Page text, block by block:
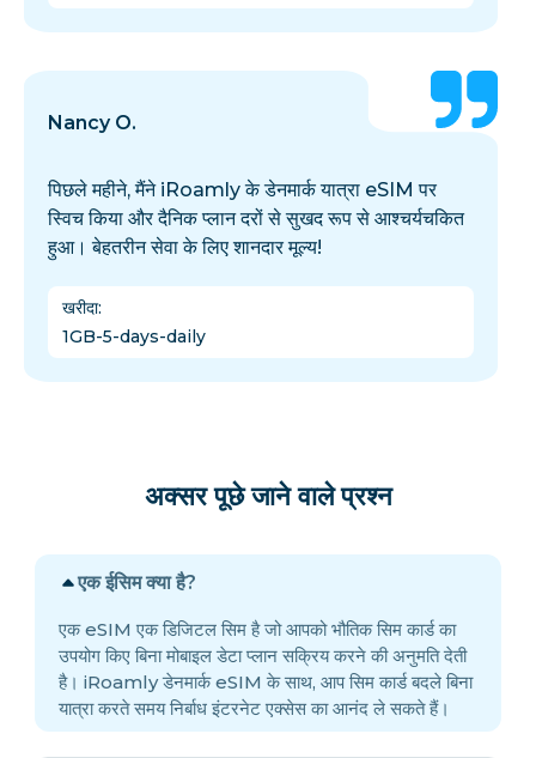
Nancy O.
पिछले महीने, मैंने iRoamly के डेनमार्क यात्रा eSIM पर
स्विच किया और दैनिक प्लान दरों से सुखद रूप से आश्चर्यचकित
हुआ। बेहतरीन सेवा के लिए शानदार मूल्य!
खरीदा:
1GB-5-days-daily
अक्सर पूछे जाने वाले प्रश्न
एक ईसिम क्या है?
एक eSIM एक डिजिटल सिम है जो आपको भौतिक सिम कार्ड का
उपयोग किए बिना मोबाइल डेटा प्लान सक्रिय करने की अनुमति देती
है। iRoamly डेनमार्क eSIM के साथ, आप सिम कार्ड बदले बिना
यात्रा करते समय निर्बाध इंटरनेट एक्सेस का आनंद ले सकते हैं।